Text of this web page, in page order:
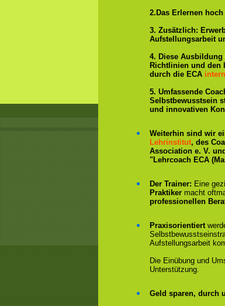
2.Das Erlernen
3. Zusätzlich:
Aufstellungsarbeit
4. Diese
Richtlinien und den
durch die ECA
5. Umfassende
Selbstbewusstsein
und innovativen
Weiterhin sind wir
Lehrinstitut, des
Association e. V.
"Lehrcoach ECA
Der Trainer: Eine
Praktiker macht
professionellen
Praxisorientiert
Aufstellungsarbeit
Die Einübung und
Unterstützung.
Geld sparen, durch